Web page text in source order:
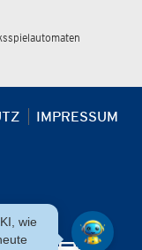
IMPRESSUM
wie